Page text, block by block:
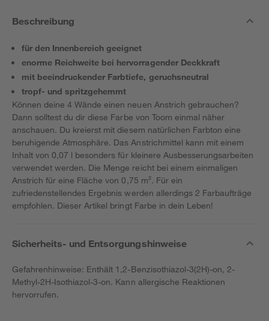
Beschreibung
für den Innenbereich geeignet
enorme Reichweite bei hervorragender Deckkraft
mit beeindruckender Farbtiefe, geruchsneutral
tropf- und spritzgehemmt
Können deine 4 Wände einen neuen Anstrich gebrauchen?
Dann solltest du dir diese Farbe von Toom einmal näher
anschauen. Du kreierst mit diesem natürlichen Farbton eine
beruhigende Atmosphäre. Das Anstrichmittel kann mit einem
Inhalt von 0,07 l besonders für kleinere Ausbesserungsarbeiten
verwendet werden. Die Menge reicht bei einem einmaligen
Anstrich für eine Fläche von 0,75 m². Für ein
zufriedenstellendes Ergebnis werden allerdings 2 Farbaufträge
empfohlen. Dieser Artikel bringt Farbe in dein Leben!
Sicherheits- und Entsorgungshinweise
Gefahrenhinweise: Enthält 1,2-Benzisothiazol-3(2H)-on, 2-
Methyl-2H-Isothiazol-3-on. Kann allergische Reaktionen
hervorrufen.